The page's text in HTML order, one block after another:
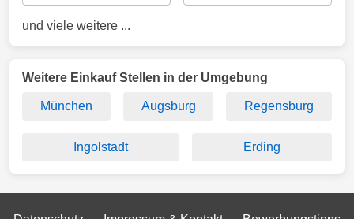
und viele weitere ...
Weitere Einkauf Stellen in der Umgebung
München Augsburg Regensburg
Ingolstadt Erding